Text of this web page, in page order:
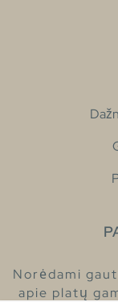
Norėdami
apie platų